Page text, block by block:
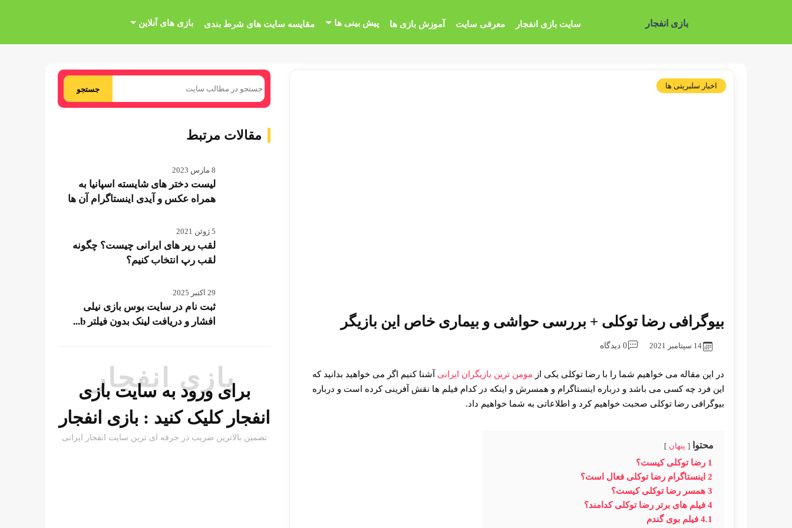
بازی انفجار سایت بازی انفجار معرفی سایت آموزش بازی ها پیش بینی ها مقایسه سایت های شرط بندی بازی های آنلاین
اخبار سلبریتی ها
بیوگرافی رضا توکلی + بررسی حواشی و بیماری خاص این بازیگر
14 سپتامبر 2021 0 دیدگاه
در این مقاله می خواهیم شما را با رضا توکلی یکی از مومن ترین بازیگران ایرانی آشنا کنیم اگر می خواهید بدانید که
این فرد چه کسی می باشد و درباره اینستاگرام و همسرش و اینکه در کدام فیلم ها نقش آفرینی کرده است و درباره
بیوگرافی رضا توکلی صحبت خواهیم کرد و اطلاعاتی به شما خواهیم داد.
محتوا پنهان
1 رضا توکلی کیست؟
2 اینستاگرام رضا توکلی فعال است؟
3 همسر رضا توکلی کیست؟
4 فیلم های برتر رضا توکلی کدامند؟
4.1 فیلم بوی گندم
جستجو
مقالات مرتبط
8 مارس 2023
لیست دختر های شایسته اسپانیا به
همراه عکس و آیدی اینستاگرام آن ها
5 ژوئن 2021
لقب رپر های ایرانی چیست؟ چگونه
لقب رپ انتخاب کنیم؟
29 اکتبر 2025
ثبت نام در سایت بوس بازی نیلی
افشار و دریافت لینک بدون فیلتر b...
بازی انفجار
برای ورود به سایت بازی
انفجار کلیک کنید : بازی انفجار
تضمین بالاترین ضریب در حرفه ای ترین سایت انفجار ایرانی